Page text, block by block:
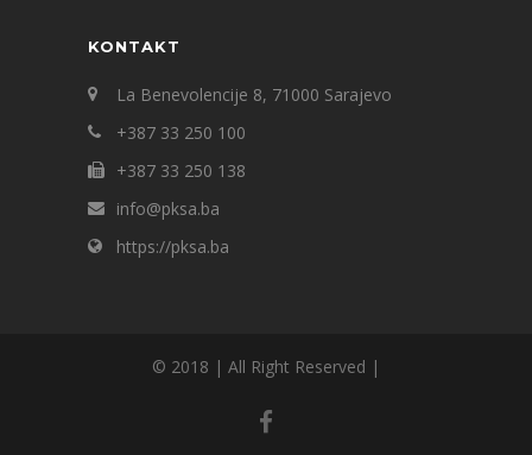
KONTAKT
La Benevolencije 8, 71000 Sarajevo
+387 33 250 100
+387 33 250 138
info@pksa.ba
https://pksa.ba
© 2018 | All Right Reserved |